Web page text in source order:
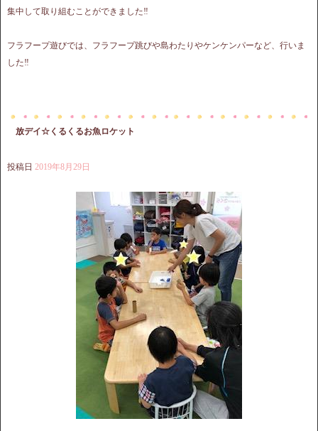
集中して取り組むことができました‼︎
フラフープ遊びでは、フラフープ跳びや島わたりやケンケンパーなど、行いま
した‼︎
放デイ☆くるくるお魚ロケット
投稿日 2019年8月29日